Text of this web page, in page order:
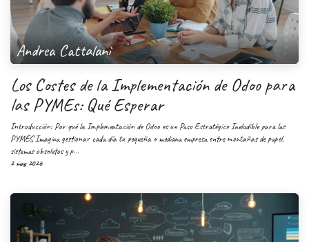
Andrea Cattalani
Los Costes de la Implementación de Odoo para
las PYMEs: Qué Esperar
Introducción: Por qué la Implementación de Odoo es un Paso Estratégico Ineludible para las
PYMES Imagina gestionar cada día tu pequeña o mediana empresa entre montañas de papel,
sistemas obsoletos y p...
2 may 2026